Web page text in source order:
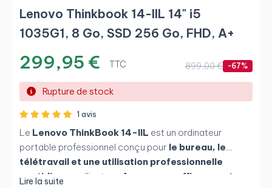
Lenovo Thinkbook 14-IIL 14" i5
1035G1, 8 Go, SSD 256 Go, FHD, A+
299,95 € TTC 899,00 € -67%
Rupture de stock
1 avis
Le Lenovo ThinkBook 14-IIL est un ordinateur
portable professionnel conçu pour le bureau, le
télétravail et une utilisation professionnelle
quotidienne
, alliant
performances efficaces et
Lire la suite